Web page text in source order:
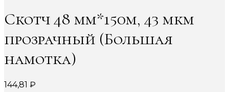
Скотч 48 мм*150м, 43 мкм
прозрачный (Большая
намотка)
144,81 ₽